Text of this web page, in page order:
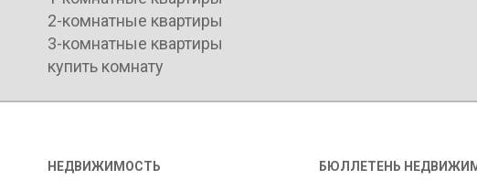
2-комнатные квартиры
3-комнатные квартиры
купить комнату
НЕДВИЖИМОСТЬ БЮЛЛЕТЕНЬ